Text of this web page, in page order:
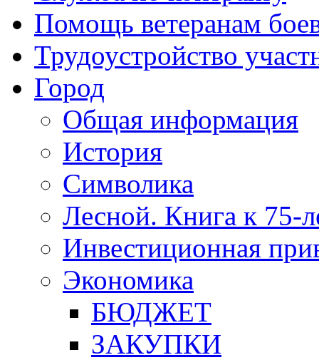
Помощь ветеранам
Трудоустройство
Город
Общая информация
История
Символика
Лесной. Книга к 75-
Инвестиционная
Экономика
БЮДЖЕТ
ЗАКУПКИ